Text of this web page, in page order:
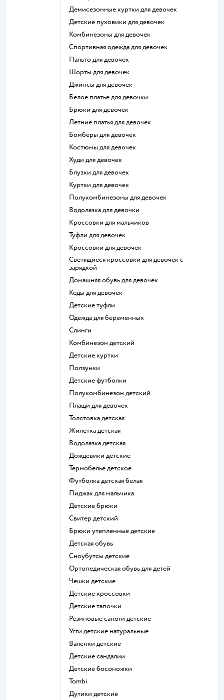
Демисезонные куртки для девочек
Детские пуховики для девочек
Комбинезоны для девочек
Спортивная одежда для девочек
Пальто для девочек
Шорты для девочек
Джинсы для девочек
Белое платье для девочки
Брюки для девочек
Летние платья для девочек
Бомберы для девочек
Костюмы для девочек
Худи для девочек
Блузки для девочек
Куртки для девочек
Полукомбинезоны для девочек
Водолазка для девочки
Кроссовки для мальчиков
Туфли для девочек
Кроссовки для девочек
Светящиеся кроссовки для девочек с
зарядкой
Домашняя обувь для девочек
Кеды для девочек
Детские туфли
Одежда для беременных
Слинги
Комбинезон детский
Детские куртки
Ползунки
Детские футболки
Полукомбинезон детский
Плащи для девочек
Толстовка детская
Жилетка детская
Водолазка детская
Дождевики детские
Термобелье детское
Футболка детская белая
Пиджак для мальчика
Детские брюки
Свитер детский
Брюки утепленные детские
Детская обувь
Сноубутсы детские
Ортопедическая обувь для детей
Чешки детские
Детские кроссовки
Детские тапочки
Резиновые сапоги детские
Угги детские натуральные
Валенки детские
Детские сандалии
Детские босоножки
Tombi
Дутики детские